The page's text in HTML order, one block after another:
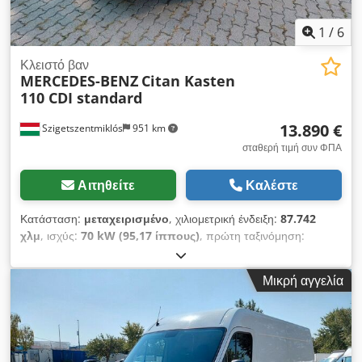
1 / 6
Szigetszentmiklós 951 km
Κλειστό βαν
MERCEDES-BENZ Citan Kasten
110 CDI standard
13.890 €
σταθερή τιμή συν ΦΠΑ
Αιτηθείτε Καλέστε
Κατάσταση: μεταχειρισμένο, χιλιομετρική ένδειξη: 87.742
χλμ, ισχύς: 70 kW (95,17 ίππους), πρώτη ταξινόμηση:
ντίζελ
επόμενος τεχνικός έλεγχος (TÜV):07/2028, χρώμα:γκρι,
, αριθμός θέσεων:2, μήκος
1.710 χιλ. , πλάτος χώρου φόρτωσης:
1.370
χιλ.
, ύψος χώρου φόρτωσης:1.260 χιλ., Έτος κατασκευής:
2022, Εξοπλισμός:ABS, ηλεκτρονικό πρόγραμμα
ευστάθειας (ESP), κεντρικό κλείδωμα, κλιματισμός,
Μικρή αγγελία